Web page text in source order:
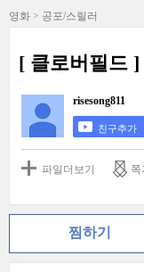
영화 > 공포/스릴러
[ 클로버필드 ]
risesong811
친구추가
파일더보기 쪽
찜하기